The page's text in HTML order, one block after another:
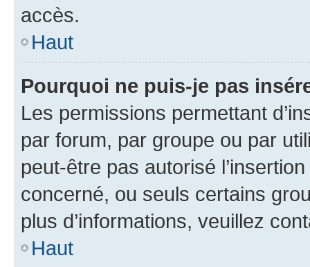
accès.
Haut
Pourquoi ne puis-je pas
Les permissions permettant
par forum, par groupe ou par
peut-être pas autorisé
concerné, ou seuls certains
plus d’informations, veuillez
Haut